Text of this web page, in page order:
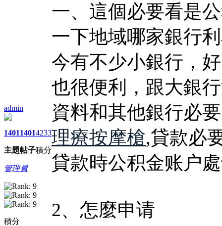
admin
1401
主題
1401
帖子
4233
積分
管理員
積分
一、這個必要看是
一下地域哪家銀行
今有不少小銀行，
也很便利，跟大銀
資料和其他銀行必
理療按摩槍,貸款必
貸款時公积金账户
2、怎麼申请